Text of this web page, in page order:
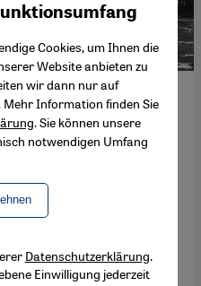
Menschen
von 1965 bis
Autorinnen
Vergessen. Denn
offiziell als
Heimann
Cookies, um Ihnen die
Website anbieten zu
wir dann nur auf
Mehr Information finden Sie
. Sie können unsere
notwendigen Umfang
Datenschutzerklärung.
Einwilligung jederzeit